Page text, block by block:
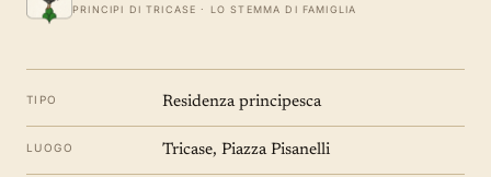
PRINCIPI DI TRICASE · LO STEMMA DI FAMIGLIA
TIPO Residenza principesca
LUOGO Tricase, Piazza Pisanelli